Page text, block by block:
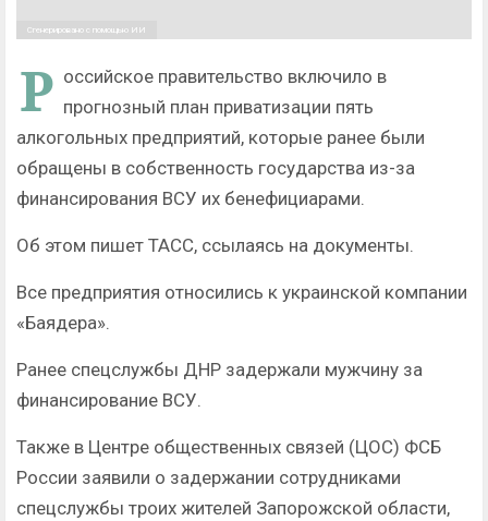
Сгенерировано с помощью ИИ
Р оссийское правительство включило в
прогнозный план приватизации пять
алкогольных предприятий, которые ранее были
обращены в собственность государства из-за
финансирования ВСУ их бенефициарами.
Об этом пишет ТАСС, ссылаясь на документы.
Все предприятия относились к украинской компании
«Баядера».
Ранее спецслужбы ДНР задержали мужчину за
финансирование ВСУ.
Также в Центре общественных связей (ЦОС) ФСБ
России заявили о задержании сотрудниками
спецслужбы троих жителей Запорожской области,